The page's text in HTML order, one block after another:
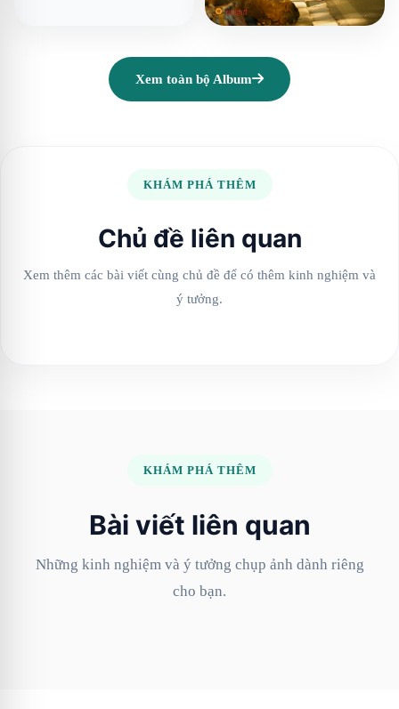
Xem toàn bộ Album
KHÁM PHÁ THÊM
Chủ đề liên quan
Xem thêm các bài viết cùng chủ đề để có thêm kinh nghiệm và
ý tưởng.
KHÁM PHÁ THÊM
Bài viết liên quan
Những kinh nghiệm và ý tưởng chụp ảnh dành riêng
cho bạn.